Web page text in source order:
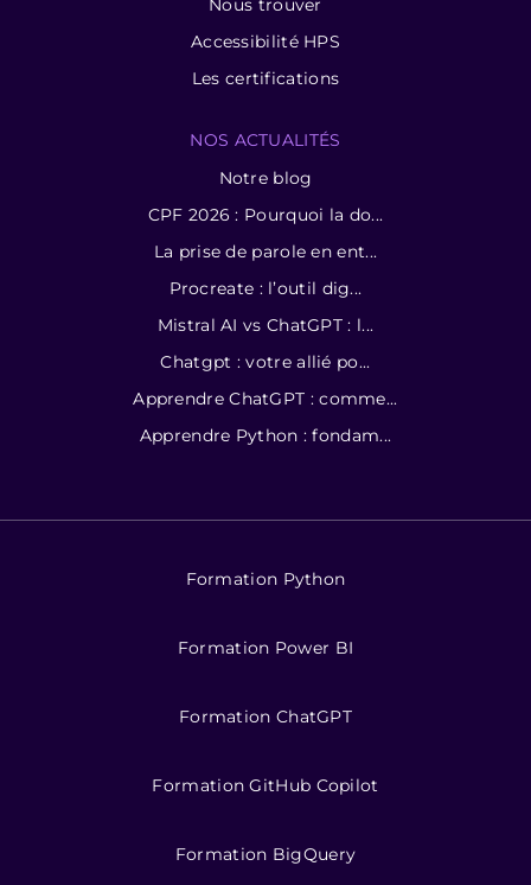
Nous trouver
Accessibilité HPS
Les certifications
NOS ACTUALITÉS
Notre blog
CPF 2026 : Pourquoi la do...
La prise de parole en ent...
Procreate : l’outil dig...
Mistral AI vs ChatGPT : l...
Chatgpt : votre allié po...
Apprendre ChatGPT : comme...
Apprendre Python : fondam...
Formation Python
Formation Power BI
Formation ChatGPT
Formation GitHub Copilot
Formation BigQuery